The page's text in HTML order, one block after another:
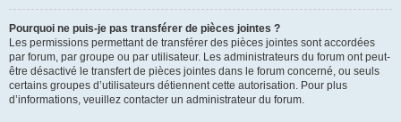
Pourquoi ne puis-je pas transférer de pièces jointes ?
Les permissions permettant de transférer des pièces jointes sont accordées
par forum, par groupe ou par utilisateur. Les administrateurs du forum ont peut-
être désactivé le transfert de pièces jointes dans le forum concerné, ou seuls
certains groupes d’utilisateurs détiennent cette autorisation. Pour plus
d’informations, veuillez contacter un administrateur du forum.